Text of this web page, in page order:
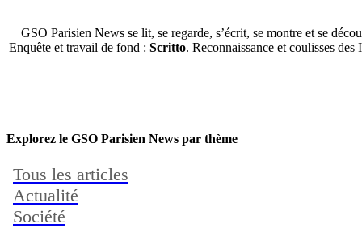
GSO Parisien News se lit, se regarde, s’écrit, se montre et se
Enquête et travail de fond : Scritto. Reconnaissance et coulisses
Explorez le GSO Parisien News par thème
Tous les articles
Actualité
Société